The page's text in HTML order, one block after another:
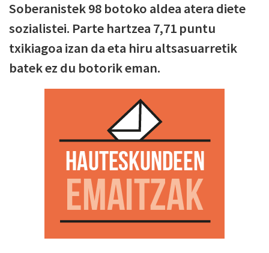
Soberanistek 98 botoko aldea atera diete
sozialistei. Parte hartzea 7,71 puntu
txikiagoa izan da eta hiru altsasuarretik
batek ez du botorik eman.